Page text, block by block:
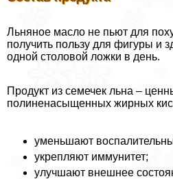
Льняное масло не пьют для
получить пользу для фигуры и
одной столовой ложки в день.
Продукт из семечек льна –
полиненасыщенных жирных
уменьшают
укрепляют иммунитет;
улучшают внешнее